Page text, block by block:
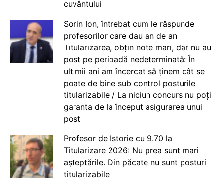
cuvântului
Sorin Ion, întrebat cum le răspunde
profesorilor care dau an de an
Titularizarea, obțin note mari, dar nu au
post pe perioadă nedeterminată: În
ultimii ani am încercat să ținem cât se
poate de bine sub control posturile
titularizabile / La niciun concurs nu poți
garanta de la început asigurarea unui
post
Profesor de Istorie cu 9.70 la
Titularizare 2026: Nu prea sunt mari
așteptările. Din păcate nu sunt posturi
titularizabile